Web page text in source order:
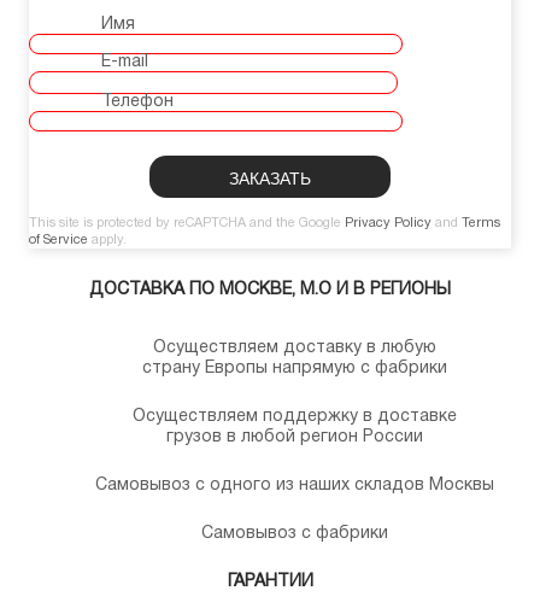
Имя
E-mail
Телефон
This site is protected by reCAPTCHA and the Google Privacy Policy and
Terms
of Service apply.
ДОСТАВКА ПО МОСКВЕ, М.О И В РЕГИОНЫ
Осуществляем доставку в любую
страну Европы напрямую с фабрики
Осуществляем поддержку в доставке
грузов в любой регион России
Самовывоз с одного из наших складов Москвы
Самовывоз с фабрики
ГАРАНТИИ